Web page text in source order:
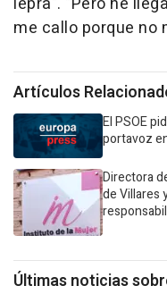
me callo porque no
Artículos
El PSOE
portavoz
Directora
de Villares
Últimas noticias